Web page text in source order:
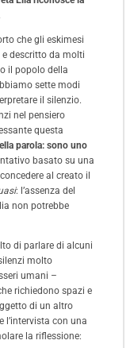
che gli eskimesi
e descritto da molti
il popolo della
sette modi
il silenzio.
nel pensiero
questa
parola: sono uno
basato su una
al creato il
: l’assenza del
non potrebbe
di parlare di alcuni
molto
umani –
richiedono spazi e
di un altro
l’intervista con una
la riflessione: